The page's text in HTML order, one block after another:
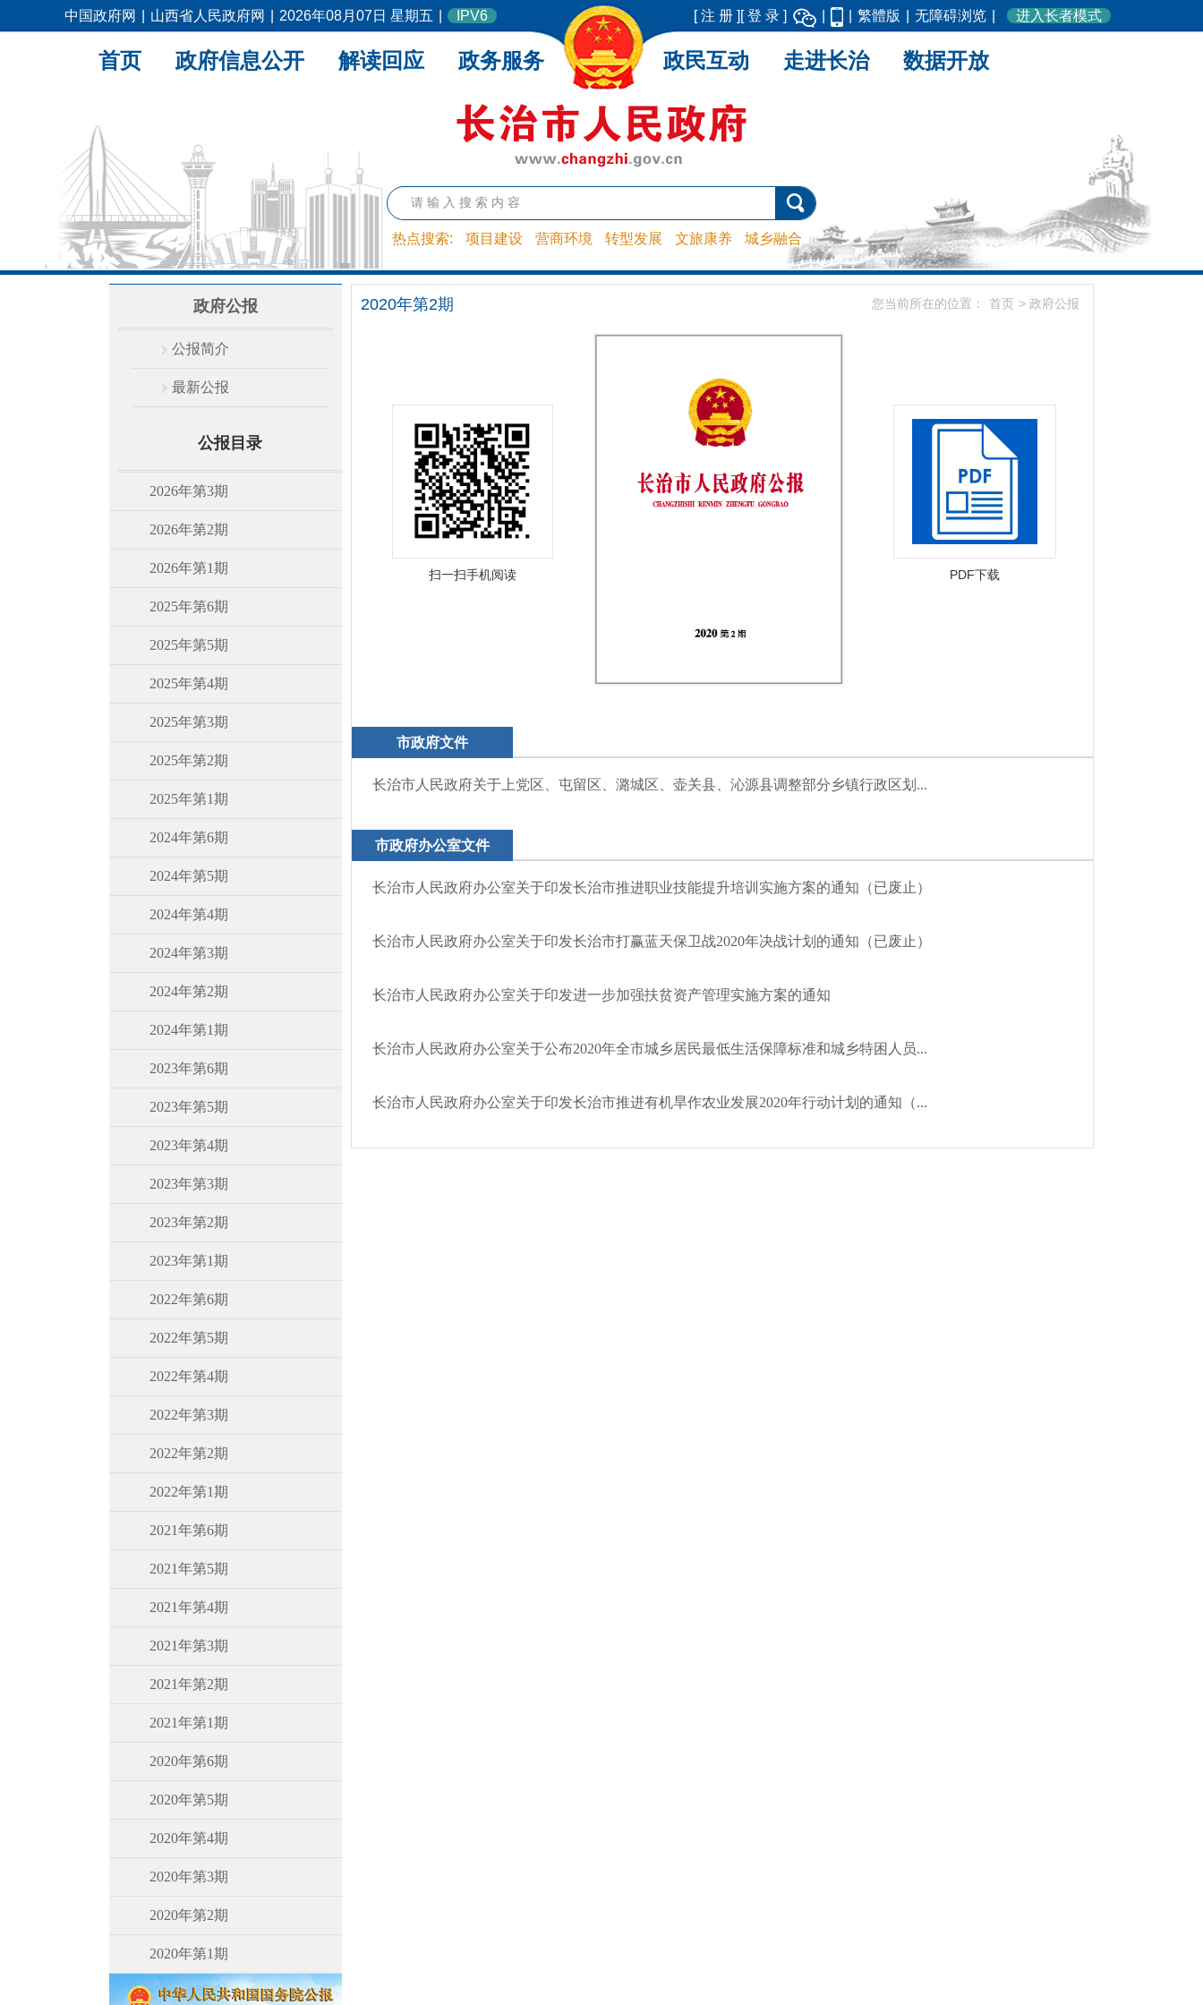
中国政府网 山西省人民政府网 2026年08月07日 星期五 IPV6 [ 登 录 ]
[ 注 册 ] 繁體版 无障碍浏览 进入长者模式
热点搜索: 项目建设 营商环境 转型发展 文旅康养 城乡融合
首页 政府信息公开 解读回应 政务服务 政民互动 走进长治 数据开放
政府公报
公报简介
最新公报
公报目录
2026年第3期
2026年第2期
2026年第1期
2025年第6期
2025年第5期
2025年第4期
2025年第3期
2025年第2期
2025年第1期
2024年第6期
2024年第5期
2024年第4期
2024年第3期
2024年第2期
2024年第1期
2023年第6期
2023年第5期
2023年第4期
2023年第3期
2023年第2期
2023年第1期
2022年第6期
2022年第5期
2022年第4期
2022年第3期
2022年第2期
2022年第1期
2021年第6期
2021年第5期
2021年第4期
2021年第3期
2021年第2期
2021年第1期
2020年第6期
2020年第5期
2020年第4期
2020年第3期
2020年第2期
2020年第1期
2020年第2期 您当前所在的位置： 首页 > 政府公报
扫一扫手机阅读 PDF下载
市政府文件
长治市人民政府关于上党区、屯留区、潞城区、壶关县、沁源县调整部分乡镇行政区划...
市政府办公室文件
长治市人民政府办公室关于印发长治市推进职业技能提升培训实施方案的通知（已废止）
长治市人民政府办公室关于印发长治市打赢蓝天保卫战2020年决战计划的通知（已废止）
长治市人民政府办公室关于印发进一步加强扶贫资产管理实施方案的通知
长治市人民政府办公室关于公布2020年全市城乡居民最低生活保障标准和城乡特困人员...
长治市人民政府办公室关于印发长治市推进有机旱作农业发展2020年行动计划的通知（...